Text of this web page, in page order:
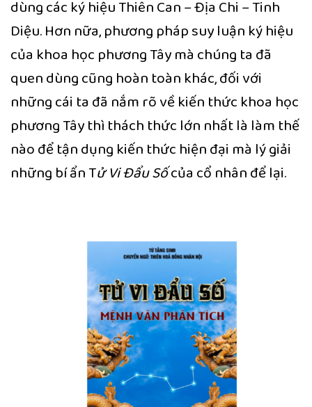
dùng các ký hiệu Thiên Can – Địa Chi – Tinh
Diệu. Hơn nữa, phương pháp suy luận ký hiệu
của khoa học phương Tây mà chúng ta đã
quen dùng cũng hoàn toàn khác, đối với
những cái ta đã nắm rõ về kiến thức khoa học
phương Tây thì thách thức lớn nhất là làm thế
nào để tận dụng kiến thức hiện đại mà lý giải
những bí ẩn Tử Vi Đẩu Sốcủa cổ nhân để lại.